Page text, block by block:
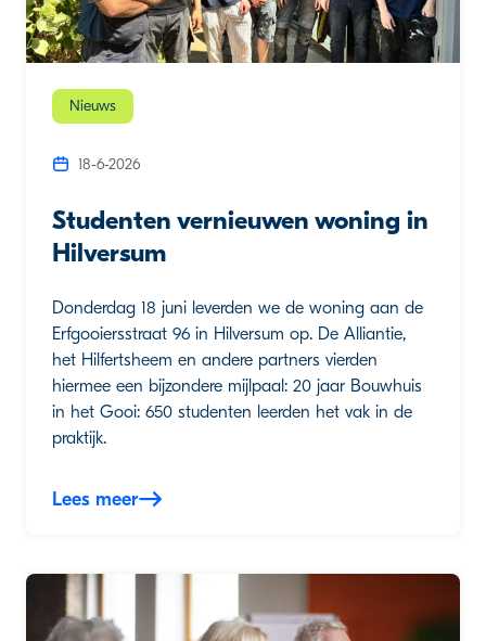
Nieuws
18-6-2026
Studenten vernieuwen woning in
Hilversum
Donderdag 18 juni leverden we de woning aan de
Erfgooiersstraat 96 in Hilversum op. De Alliantie,
het Hilfertsheem en andere partners vierden
hiermee een bijzondere mijlpaal: 20 jaar Bouwhuis
in het Gooi: 650 studenten leerden het vak in de
praktijk.
Lees meer